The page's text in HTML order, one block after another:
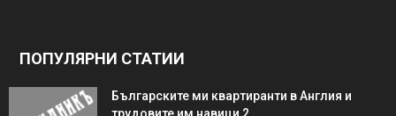
ПОПУЛЯРНИ СТАТИИ
Българските ми квартиранти в Англия и
трудовите им навици 2